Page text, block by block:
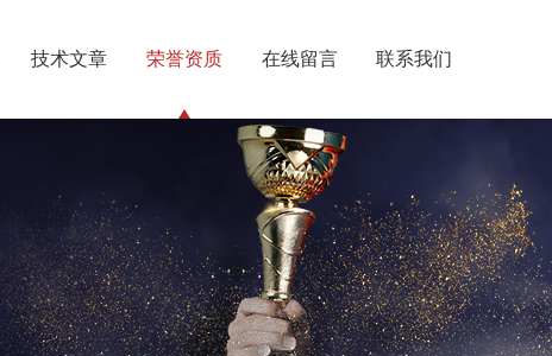
技术文章 荣誉资质 在线留言 联系我们